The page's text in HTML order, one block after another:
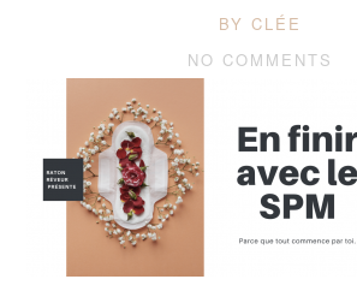
BY CLÉE
NO COMMENTS